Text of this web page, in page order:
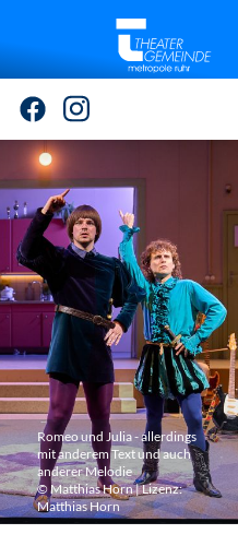
Romeo und Julia - allerdings
mit anderem Text und auch
anderer Melodie
© Matthias Horn | Lizenz:
Matthias Horn